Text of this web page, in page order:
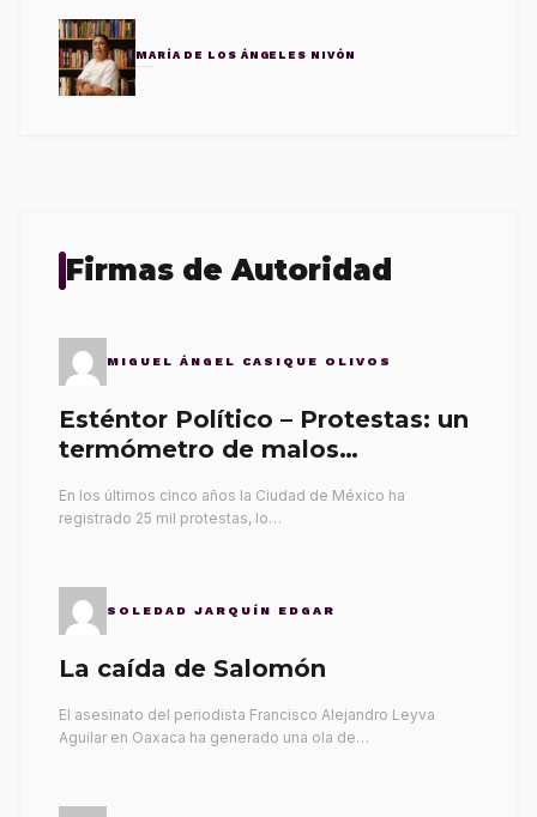
MARÍA DE LOS ÁNGELES NIVÓN
Firmas de Autoridad
MIGUEL ÁNGEL CASIQUE OLIVOS
Esténtor Político – Protestas: un
termómetro de malos
En los últimos cinco años la Ciudad de México ha
registrado 25 mil protestas, lo…
SOLEDAD JARQUÍN EDGAR
La caída de Salomón
El asesinato del periodista Francisco Alejandro Leyva
Aguilar en Oaxaca ha generado una ola de…